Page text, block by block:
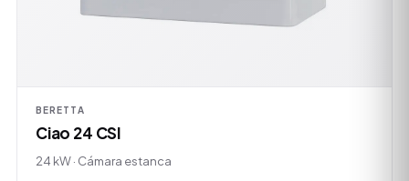
BERETTA
Ciao 24 CSI
24 kW · Cámara estanca